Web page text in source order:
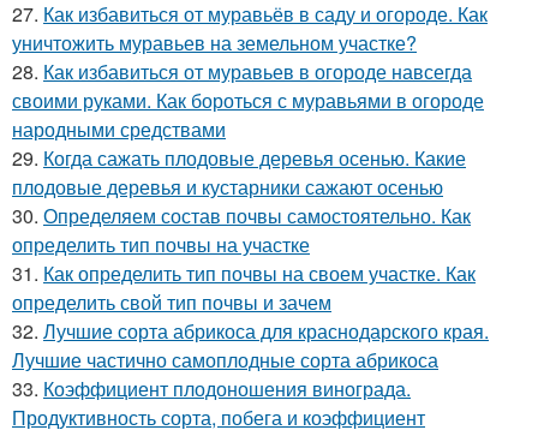
27. Как избавиться от муравьёв в саду и огороде. Как
уничтожить муравьев на земельном участке?
28. Как избавиться от муравьев в огороде навсегда
своими руками. Как бороться с муравьями в огороде
народными средствами
29. Когда сажать плодовые деревья осенью. Какие
плодовые деревья и кустарники сажают осенью
30. Определяем состав почвы самостоятельно. Как
определить тип почвы на участке
31. Как определить тип почвы на своем участке. Как
определить свой тип почвы и зачем
32. Лучшие сорта абрикоса для краснодарского края.
Лучшие частично самоплодные сорта абрикоса
33. Коэффициент плодоношения винограда.
Продуктивность сорта, побега и коэффициент